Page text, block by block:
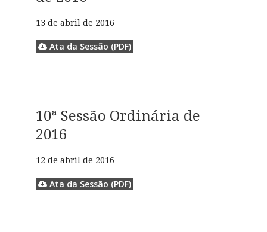
13 de abril de 2016
Ata da Sessão (PDF)
10ª Sessão Ordinária de
2016
12 de abril de 2016
Ata da Sessão (PDF)